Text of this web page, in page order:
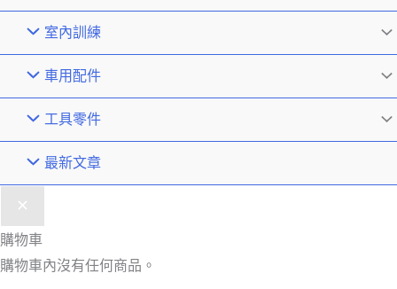
室內訓練
車用配件
工具零件
最新文章
購物車
購物車內沒有任何商品。